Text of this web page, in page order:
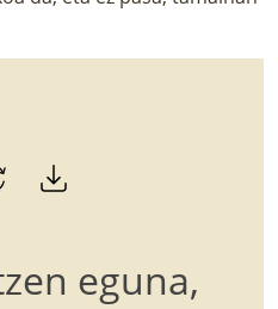
eguna,